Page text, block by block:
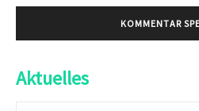
Aktuelles